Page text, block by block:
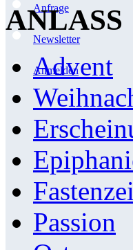
Anfrage
Newsletter
Anmelden
ANLASS
Advent
Passion